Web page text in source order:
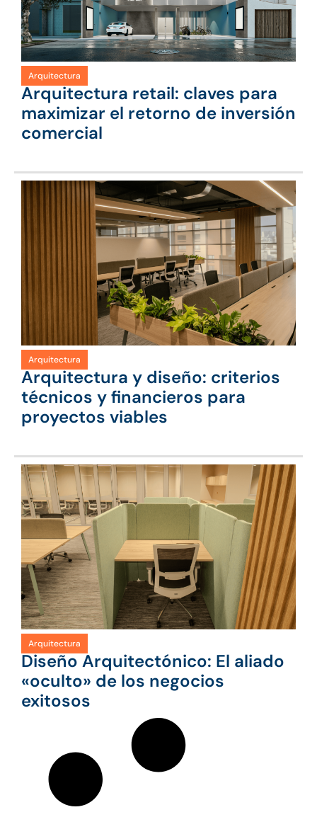
Arquitectura
Arquitectura retail: claves para
maximizar el retorno de inversión
comercial
Arquitectura
Arquitectura y diseño: criterios
técnicos y financieros para
proyectos viables
Arquitectura
Diseño Arquitectónico: El aliado
«oculto» de los negocios
exitosos